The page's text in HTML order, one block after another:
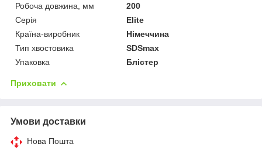
Робоча довжина, мм
200
Серія
Elite
Країна-виробник
Німеччина
Тип хвостовика
SDSmax
Упаковка
Блістер
Приховати
Умови доставки
Нова Пошта